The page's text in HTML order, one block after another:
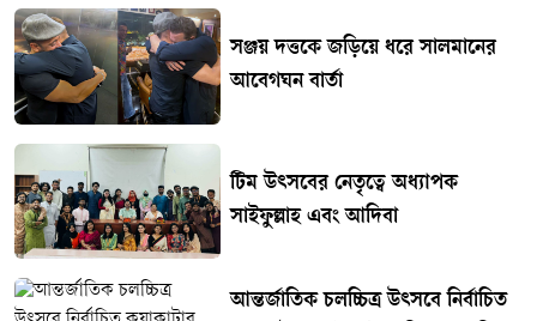
সঞ্জয় দত্তকে জড়িয়ে ধরে সালমানের
আবেগঘন বার্তা
টিম উৎসবের নেতৃত্বে অধ্যাপক
সাইফুল্লাহ এবং আদিবা
আন্তর্জাতিক চলচ্চিত্র উৎসবে নির্বাচিত